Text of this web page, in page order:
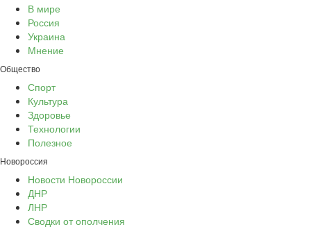
В мире
Россия
Украина
Мнение
Общество
Спорт
Культура
Здоровье
Технологии
Полезное
Новороссия
Новости Новороссии
ДНР
ЛНР
Сводки от ополчения